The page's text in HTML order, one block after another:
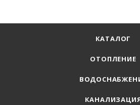
КАТАЛОГ
ОТОПЛЕНИЕ